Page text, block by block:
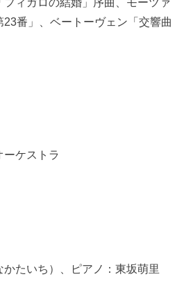
番」、ベートーヴェン「交響曲
ーケストラ
たいち）、ピアノ：東坂萌里